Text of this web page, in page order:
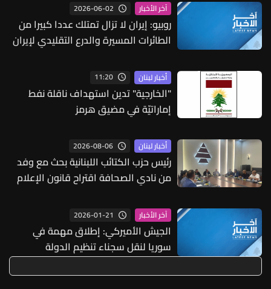
آخر الأخبار 2026-06-02
روبيو: إيران لا تزال تمتلك عددا كبيرا من
الطائرات المسيرة والدرع التقليدي لإيران
أخبار لبنان 11:20
"الخارجية" تدين استهداف ناقلة نفط
إماراتيّة في مضيق هرمز
أخبار لبنان 2026-08-06
رئيس حزب الكتائب اللبنانية بحث مع وفد
من نادي الصحافة اقتراح قانون الإعلام
آخر الأخبار 2026-01-21
الجيش الأميركي: إطلاق مهمة في
سوريا لنقل سجناء تنظيم الدولة
الإسلامية إلى العراق